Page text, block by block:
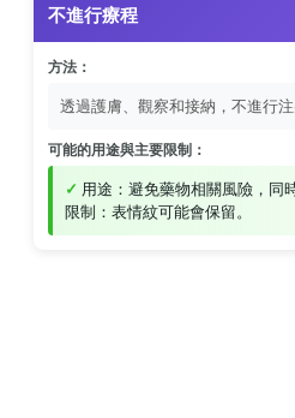
不進行療程
方法：
透過護膚、觀察和接納，不進行注
可能的用途與主要限制：
用途：避免藥物相關風險，同
限制：表情紋可能會保留。